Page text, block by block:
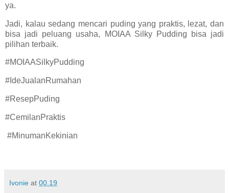
ya.
Jadi, kalau sedang mencari puding yang praktis, lezat, dan
bisa jadi peluang usaha, MOIAA Silky Pudding
bisa jadi
pilihan terbaik.
#MOIAASilkyPudding
#IdeJualanRumahan
#ResepPuding
#CemilanPraktis
#MinumanKekinian
Ivonie at 00.19